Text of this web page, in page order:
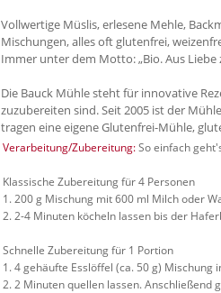
Vollwertige Müslis, erlesene Mehle,
Mischungen, alles oft glutenfrei,
Immer unter dem Motto: „Bio. Aus Liebe
Die Bauck Mühle steht für innovative
zuzubereiten sind. Seit 2005 ist der
tragen eine eigene Glutenfrei-Mühle,
Verarbeitung/Zubereitung:So einfach
Klassische Zubereitung für 4 Personen
1. 200 g Mischung mit 600 ml Milch oder
2. 2-4 Minuten köcheln lassen bis der
Schnelle Zubereitung für 1 Portion
1. 4 gehäufte Esslöffel (ca. 50 g)
2. 2 Minuten quellen lassen. Anschließend